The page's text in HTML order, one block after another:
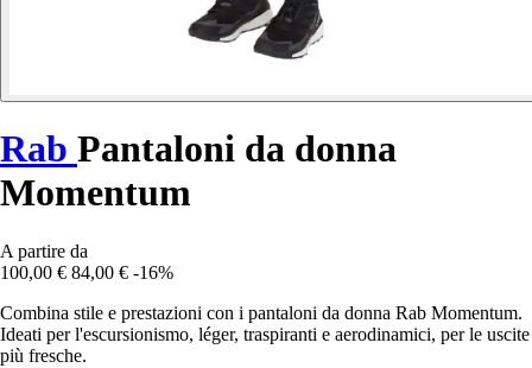
Rab Pantaloni da donna
Momentum
A partire da
100,00 € 84,00 € -16%
Combina stile e prestazioni con i pantaloni da donna Rab Momentum.
Ideati per l'escursionismo, léger, traspiranti e aerodinamici, per le uscite
più fresche.